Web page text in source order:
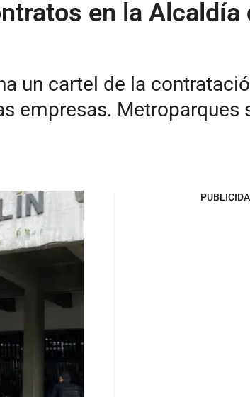
en la Alcaldía
un cartel de la
empresas. Metroparques